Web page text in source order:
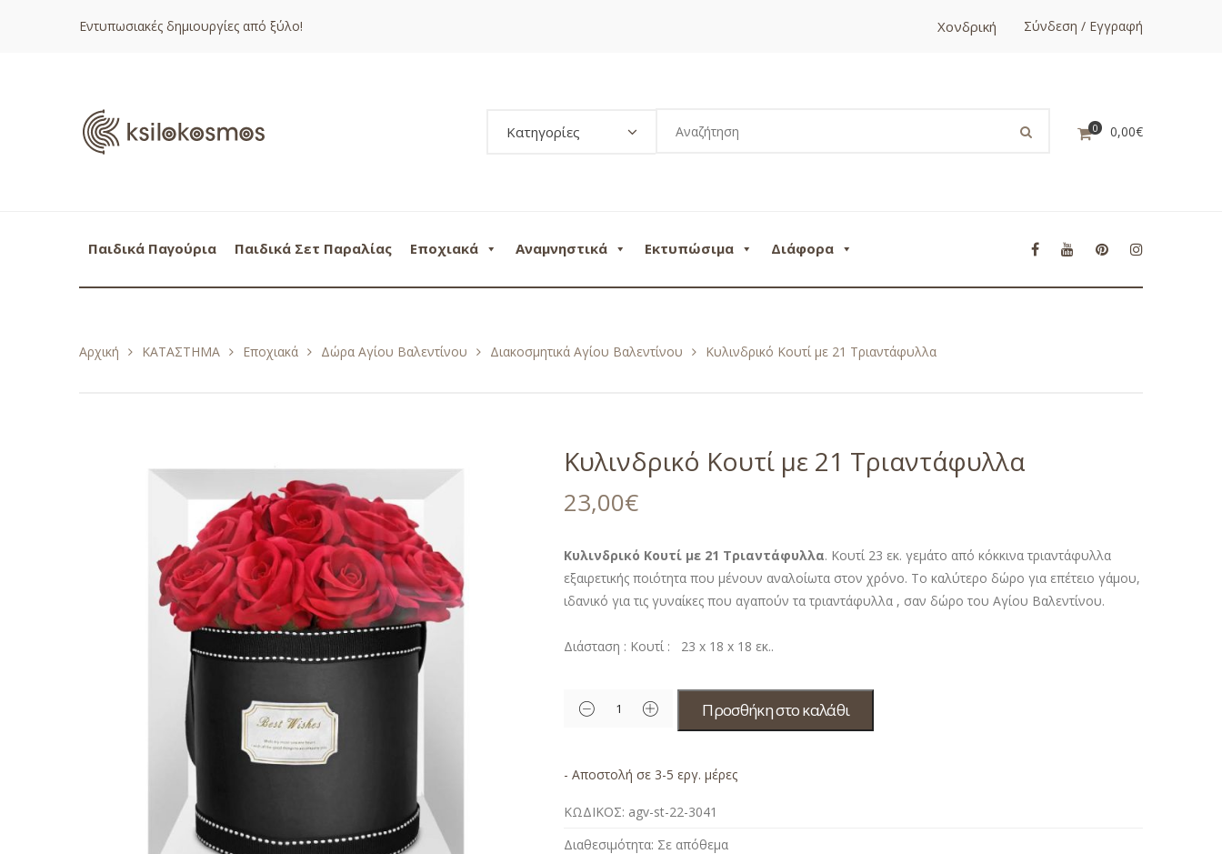
Εντυπωσιακές δημιουργίες από ξύλο! Χονδρική Σύνδεση / Εγγραφή
Κατηγορίες 0 0,00€
Παιδικά Παγούρια Παιδικά Σετ Παραλίας Εποχιακά Αναμνηστικά Εκτυπώσιμα Διάφορα
Αρχική ΚΑΤΑΣΤΗΜΑ Εποχιακά Δώρα Αγίου Βαλεντίνου Διακοσμητικά Αγίου Βαλεντίνου Κυλινδρικό Κουτί με 21 Τριαντάφυλλα
Κυλινδρικό Κουτί με 21 Τριαντάφυλλα
23,00€
Κυλινδρικό Κουτί με 21 Τριαντάφυλλα. Κουτί 23 εκ. γεμάτο από κόκκινα τριαντάφυλλα
εξαιρετικής ποιότητα που μένουν αναλοίωτα στον χρόνο. Το καλύτερο δώρο για επέτειο γάμου,
ιδανικό για τις γυναίκες που αγαπούν τα τριαντάφυλλα , σαν δώρο του Αγίου Βαλεντίνου.
Διάσταση : Κουτί : 23 x 18 x 18 εκ..
Προσθήκη στο καλάθι
- Αποστολή σε 3-5 εργ. μέρες
ΚΩΔΙΚΟΣ: agv-st-22-3041
Διαθεσιμότητα: Σε απόθεμα